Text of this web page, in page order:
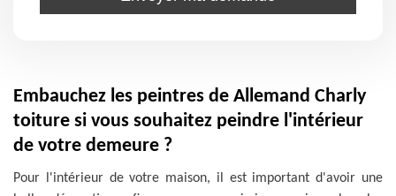
Embauchez les peintres de Allemand Charly
toiture si vous souhaitez peindre l'intérieur
de votre demeure ?
Pour l'intérieur de votre maison, il est important d'avoir une